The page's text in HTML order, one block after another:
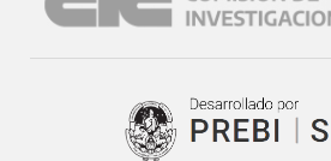
del hormigón con fibras de acero.